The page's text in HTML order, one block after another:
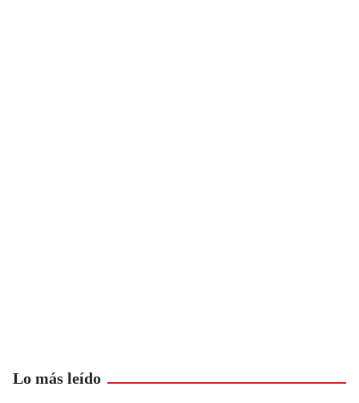
Lo más leído